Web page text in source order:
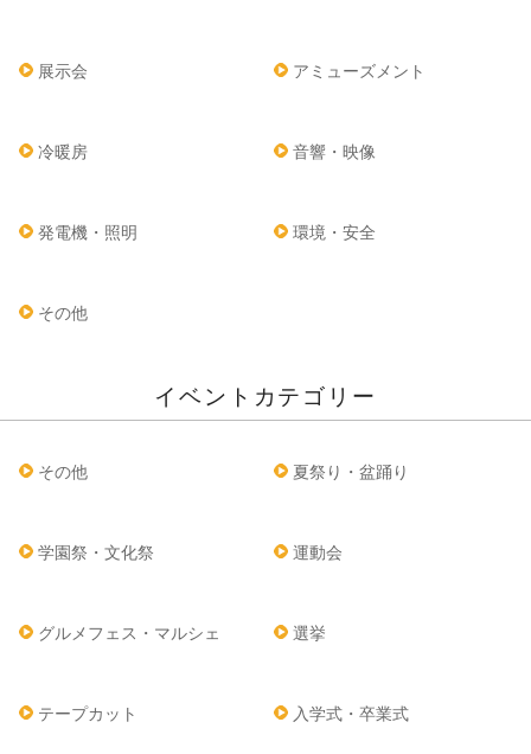
展示会 アミューズメント
冷暖房 音響・映像
発電機・照明 環境・安全
その他
イベントカテゴリー
その他 夏祭り・盆踊り
学園祭・文化祭 運動会
グルメフェス・マルシェ 選挙
テープカット 入学式・卒業式